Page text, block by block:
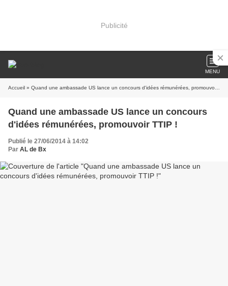
Publicité
MENU
Accueil » Quand une ambassade US lance un concours d'idées rémunérées, promouvoir TTIP !
Quand une ambassade US lance un concours
d'idées rémunérées, promouvoir TTIP !
Publié le 27/06/2014 à 14:02
Par AL de Bx